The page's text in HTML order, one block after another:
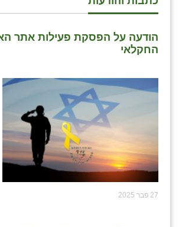
הודעה על הפסקת פעילות אתר
החקלאי
27 פבר 2025